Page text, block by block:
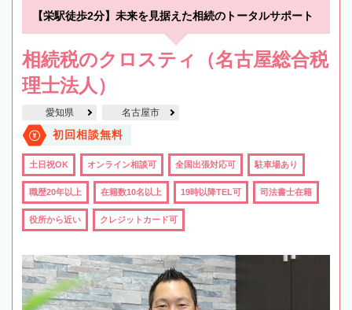
【栄駅徒歩2分】未来を見据えた相続のトータルサポート
相続税のクロスティ（名古屋総合税
理士法人）
愛知県 名古屋市
初回相談無料
土日祝OK オンライン相談可 全国出張対応可 駐車場あり
職歴20年以上 在籍数10名以上 19時以降TEL可 司法書士在籍
役所から近い クレジットカード可